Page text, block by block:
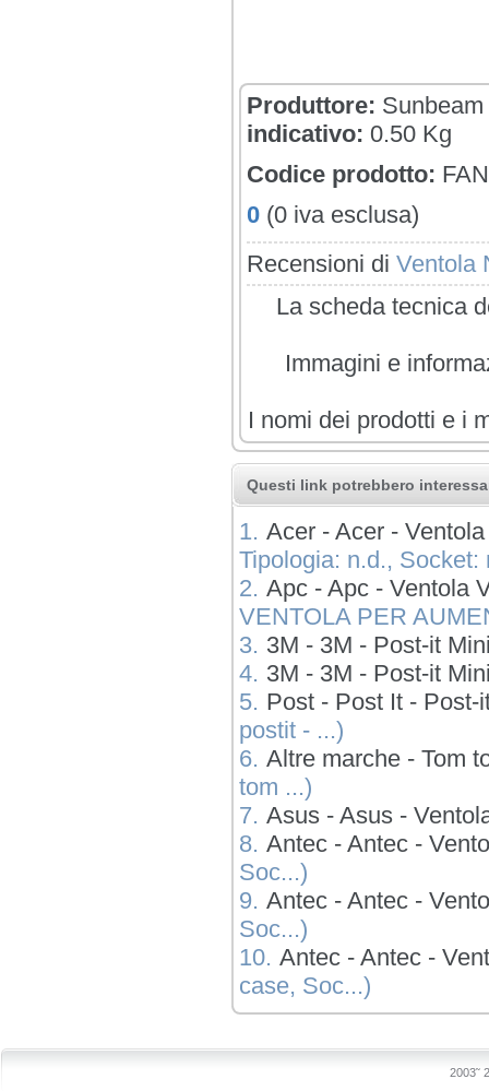
Produttore: Sunbeam
indicativo: 0.50 Kg
Codice prodotto:
0 (0 iva esclusa)
Recensioni di Ventola
La scheda tecnica
Immagini e
I nomi dei prodotti e i
Questi link potrebbero
1. Acer - Acer -
Tipologia: n.d., Socket:
2. Apc - Apc - Ventola
VENTOLA PER
3. 3M - 3M - Post-it
4. 3M - 3M - Post-it
5. Post - Post It -
postit - ...)
6. Altre marche - Tom
tom ...)
7. Asus - Asus -
8. Antec - Antec -
Soc...)
9. Antec - Antec -
Soc...)
10. Antec - Antec -
case, Soc...)
2003˜